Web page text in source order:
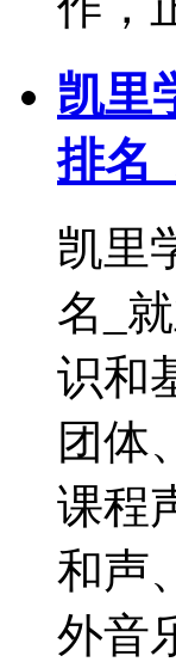
凯里
排名
凯里
名_
识和
团体
课程
和声
外音